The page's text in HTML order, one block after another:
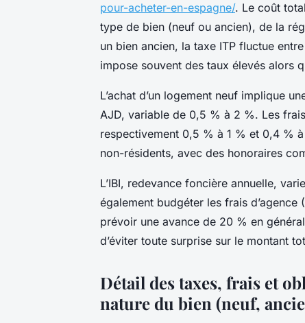
pour-acheter-en-espagne/. Le coût
type de bien (neuf ou ancien), de la
un bien ancien, la taxe ITP fluctue
impose souvent des taux élevés alors
L’achat d’un logement neuf implique
AJD, variable de 0,5 % à 2 %. Les
respectivement 0,5 % à 1 % et 0,4 %
non-résidents, avec des honoraires
L’IBI, redevance foncière annuelle,
également budgéter les frais
prévoir une avance de 20 % en
d’éviter toute surprise sur le montant
Détail des taxes, frais et
nature du bien (neuf,